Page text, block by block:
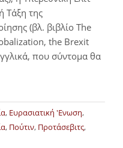
Τάξη της
(βλ. βιβλίο The
the Brexit
που σύντομα θα
, Ευρασιατική 'Ενωση,
, Πούτιν, Προτάσεβιτς,